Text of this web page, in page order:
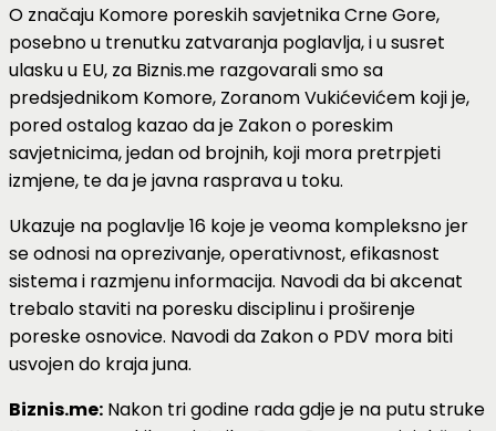
O značaju Komore poreskih savjetnika Crne Gore,
posebno u trenutku zatvaranja poglavlja, i u susret
ulasku u EU, za Biznis.me razgovarali smo sa
predsjednikom Komore, Zoranom Vukićevićem koji je,
pored ostalog kazao da je Zakon o poreskim
savjetnicima, jedan od brojnih, koji mora pretrpjeti
izmjene, te da je javna rasprava u toku.
Ukazuje na poglavlje 16 koje je veoma kompleksno jer
se odnosi na oprezivanje, operativnost, efikasnost
sistema i razmjenu informacija. Navodi da bi akcenat
trebalo staviti na poresku disciplinu i proširenje
poreske osnovice. Navodi da Zakon o PDV mora biti
usvojen do kraja juna.
Biznis.me: Nakon tri godine rada gdje je na putu struke